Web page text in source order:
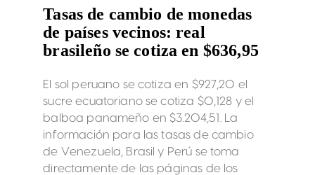
Tasas de cambio de monedas
de países vecinos: real
brasileño se cotiza en $636,95
El sol peruano se cotiza en $927,20 el
sucre ecuatoriano se cotiza $0,128 y el
balboa panameño en $3.204,51. La
información para las tasas de cambio
de Venezuela, Brasil y Perú se toma
directamente de las páginas de los